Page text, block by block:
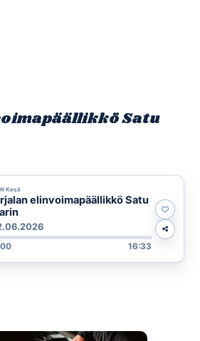
Satu
Kesä
elinvoimapäällikkö Satu
16:33